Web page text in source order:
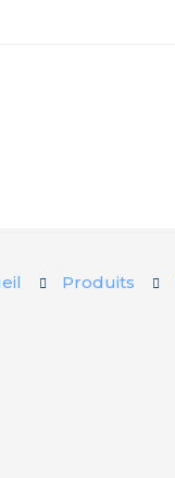
Produits